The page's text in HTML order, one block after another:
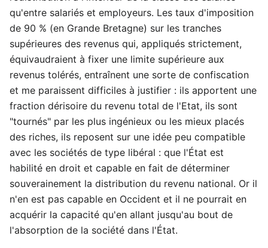
qu'entre salariés et employeurs. Les taux d'imposition
de 90 % (en Grande Bretagne) sur les tranches
supérieures des revenus qui, appliqués strictement,
équivaudraient à fixer une limite supérieure aux
revenus tolérés, entraînent une sorte de confiscation
et me paraissent difficiles à justifier : ils apportent une
fraction dérisoire du revenu total de l'Etat, ils sont
"tournés" par les plus ingénieux ou les mieux placés
des riches, ils reposent sur une idée peu compatible
avec les sociétés de type libéral : que l'État est
habilité en droit et capable en fait de déterminer
souverainement la distribution du revenu national. Or il
n'en est pas capable en Occident et il ne pourrait en
acquérir la capacité qu'en allant jusqu'au bout de
l'absorption de la société dans l'État.